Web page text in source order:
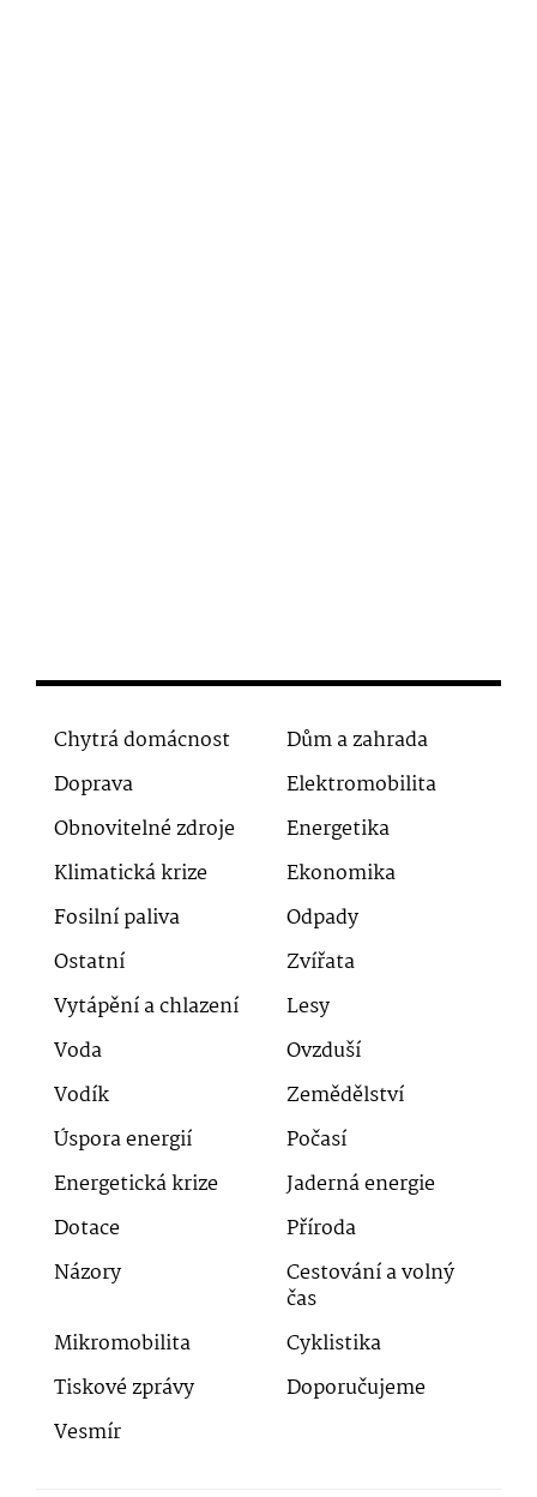
Chytrá domácnost
Dům a zahrada
Doprava
Elektromobilita
Obnovitelné zdroje
Energetika
Klimatická krize
Ekonomika
Fosilní paliva
Odpady
Ostatní
Zvířata
Vytápění a chlazení
Lesy
Voda
Ovzduší
Vodík
Zemědělství
Úspora energií
Počasí
Energetická krize
Jaderná energie
Dotace
Příroda
Názory
Cestování a volný
čas
Mikromobilita
Cyklistika
Tiskové zprávy
Doporučujeme
Vesmír